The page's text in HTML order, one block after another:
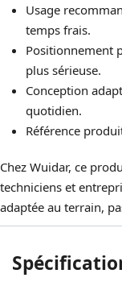
Usage
temps frais.
Positionnement
plus sérieuse.
Conception
quotidien.
Référence
Chez Wuidar, ce
techniciens et
adaptée au terrain,